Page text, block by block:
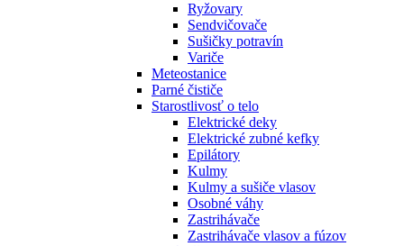
Ryžovary
Sendvičovače
Sušičky potravín
Variče
Meteostanice
Parné čističe
Starostlivosť o telo
Elektrické deky
Elektrické zubné kefky
Epilátory
Kulmy
Kulmy a sušiče vlasov
Osobné váhy
Zastrihávače
Zastrihávače vlasov a fúzov